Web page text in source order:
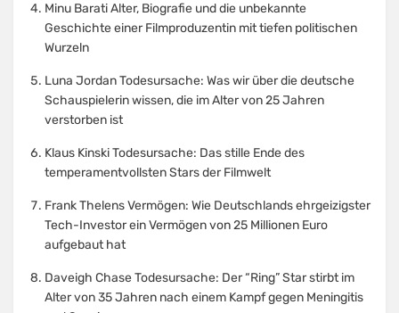
Minu Barati Alter, Biografie und die unbekannte
Geschichte einer Filmproduzentin mit tiefen politischen
Wurzeln
Luna Jordan Todesursache: Was wir über die deutsche
Schauspielerin wissen, die im Alter von 25 Jahren
verstorben ist
Klaus Kinski Todesursache: Das stille Ende des
temperamentvollsten Stars der Filmwelt
Frank Thelens Vermögen: Wie Deutschlands ehrgeizigster
Tech-Investor ein Vermögen von 25 Millionen Euro
aufgebaut hat
Daveigh Chase Todesursache: Der “Ring” Star stirbt im
Alter von 35 Jahren nach einem Kampf gegen Meningitis